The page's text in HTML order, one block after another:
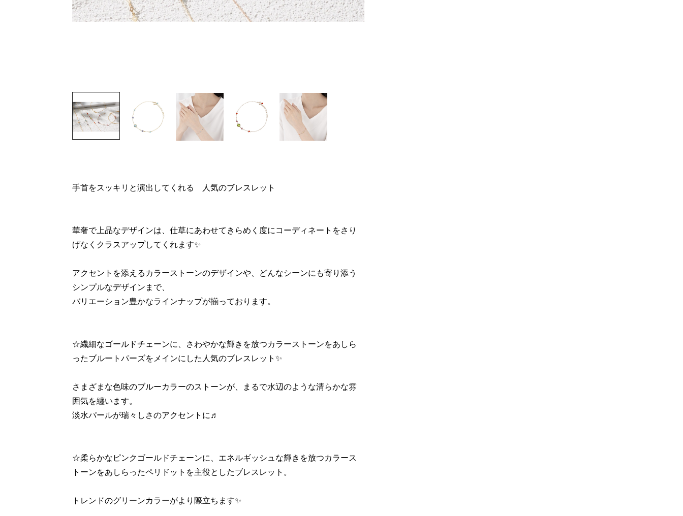
手首をスッキリと演出してくれる 人気のブレスレット
華奢で上品なデザインは、仕草にあわせてきらめく度にコーディネートをさり
げなくクラスアップしてくれます✨
アクセントを添えるカラーストーンのデザインや、どんなシーンにも寄り添う
シンプルなデザインまで、
バリエーション豊かなラインナップが揃っております。
☆繊細なゴールドチェーンに、さわやかな輝きを放つカラーストーンをあしら
ったブルートパーズをメインにした人気のブレスレット✨
さまざまな色味のブルーカラーのストーンが、まるで水辺のような清らかな雰
囲気を纏います。
淡水パールが瑞々しさのアクセントに♬
☆柔らかなピンクゴールドチェーンに、エネルギッシュな輝きを放つカラース
トーンをあしらったペリドットを主役としたブレスレット。
トレンドのグリーンカラーがより際立ちます✨